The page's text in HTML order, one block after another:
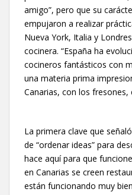
amigo”, pero que su
empujaron a realizar
Nueva York, Italia y
cocinera. “España ha
cocineros fantásticos con
una materia prima
Canarias, con los fresones,
La primera clave que
de “ordenar ideas” para
hace aquí para que
en Canarias se creen
están funcionando muy